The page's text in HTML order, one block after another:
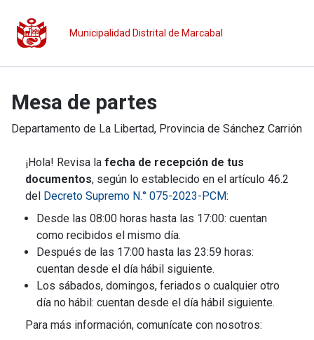
Municipalidad Distrital de Marcabal
Mesa de partes
Departamento de La Libertad, Provincia de Sánchez Carrión
¡Hola! Revisa la fecha de recepción de tus
documentos, según lo establecido en el artículo 46.2
del Decreto Supremo N.° 075-2023-PCM:
Desde las 08:00 horas hasta las 17:00: cuentan
como recibidos el mismo día.
Después de las 17:00 hasta las 23:59 horas:
cuentan desde el día hábil siguiente.
Los sábados, domingos, feriados o cualquier otro
día no hábil: cuentan desde el día hábil siguiente.
Para más información, comunícate con nosotros: